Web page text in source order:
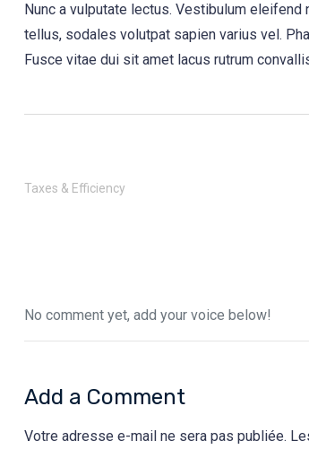
Nunc a vulputate lectus. Vestibulum
tellus, sodales volutpat sapien varius vel.
Fusce vitae dui sit amet lacus rutrum
Taxes & Efficiency
No comment yet, add your voice below!
Add a Comment
Votre adresse e-mail ne sera pas publiée.